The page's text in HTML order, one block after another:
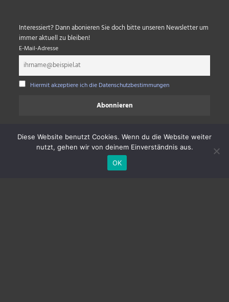
Interessiert? Dann abonieren Sie doch bitte unseren Newsletter um
immer aktuell zu bleiben!
E-Mail-Adresse
Hiermit akzeptiere ich die Datenschutzbestimmungen
Diese Website benutzt Cookies. Wenn du die Website weiter
nutzt, gehen wir von deinem Einverständnis aus.
OK